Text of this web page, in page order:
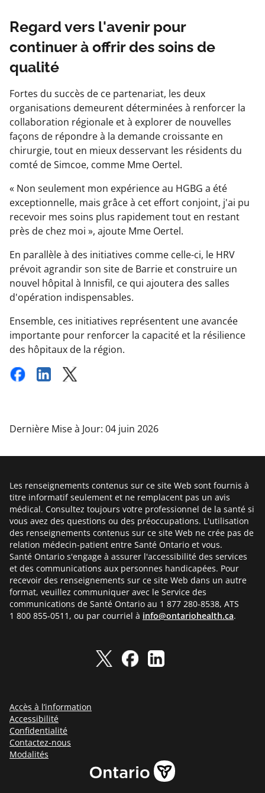
Regard vers l'avenir pour
continuer à offrir des soins de
qualité
Fortes du succès de ce partenariat, les deux
organisations demeurent déterminées à renforcer la
collaboration régionale et à explorer de nouvelles
façons de répondre à la demande croissante en
chirurgie, tout en mieux desservant les résidents du
comté de Simcoe, comme Mme Oertel.
« Non seulement mon expérience au HGBG a été
exceptionnelle, mais grâce à cet effort conjoint, j'ai pu
recevoir mes soins plus rapidement tout en restant
près de chez moi », ajoute Mme Oertel.
En parallèle à des initiatives comme celle-ci, le HRV
prévoit agrandir son site de Barrie et construire un
nouvel hôpital à Innisfil, ce qui ajoutera des salles
d'opération indispensables.
Ensemble, ces initiatives représentent une avancée
importante pour renforcer la capacité et la résilience
des hôpitaux de la région.
Dernière Mise à Jour: 04 juin 2026
Les renseignements contenus sur ce site Web sont fournis à
titre informatif seulement et ne remplacent pas un avis
médical. Consultez toujours votre professionnel de la santé si
vous avez des questions ou des préoccupations. L'utilisation
des renseignements contenus sur ce site Web ne crée pas de
relation médecin-patient entre Santé Ontario et vous.
Santé Ontario s'engage à assurer l'accessibilité des services
et des communications aux personnes handicapées. Pour
recevoir des renseignements sur ce site Web dans un autre
format, veuillez communiquer avec le Service des
communications de Santé Ontario au 1 877 280-8538, ATS
1 800 855-0511, ou par courriel à info@ontariohealth.ca.
Accès à l’information
Accessibilité
Confidentialité
Contactez-nous
Modalités